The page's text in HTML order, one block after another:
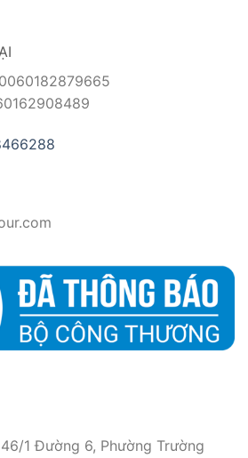
1 Đường 6, Phường Trường